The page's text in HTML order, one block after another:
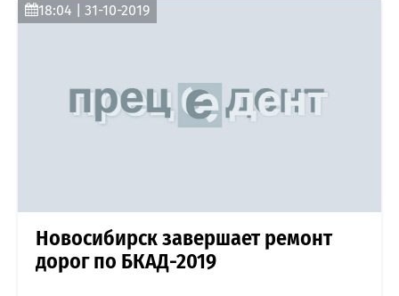
18:04 | 31-10-2019
Новосибирск завершает ремонт
дорог по БКАД-2019